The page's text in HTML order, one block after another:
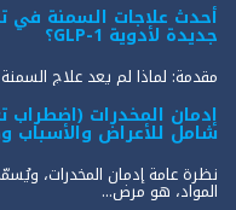
أحدث علاجات السمنة في
جديدة لأدوية GLP-1؟
مقدمة: لماذا لم يعد علاج
إدمان المخدرات (اضطراب
شامل للأعراض والأسباب
نظرة عامة إدمان المخدرات،
المواد، هو مرض...